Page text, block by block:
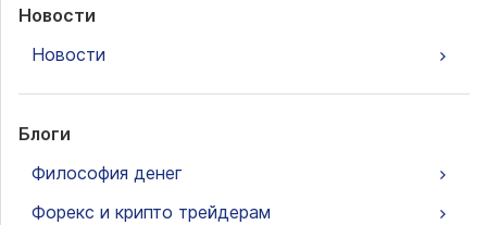
Новости
Новости
Блоги
Философия денег
Форекс и крипто трейдерам